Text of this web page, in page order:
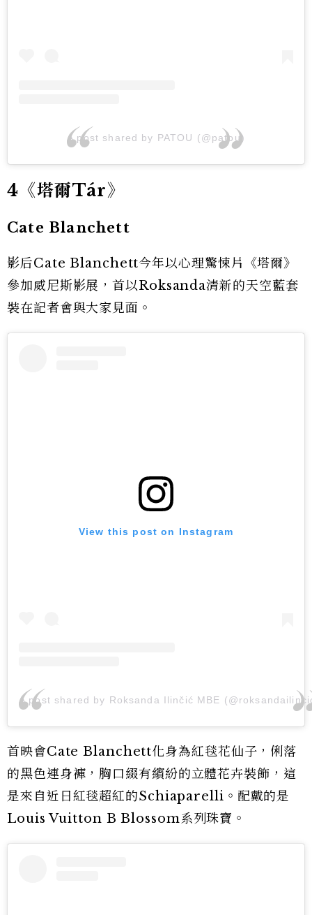
A post shared by PATOU (@patou)
4《塔爾Tár》
Cate Blanchett
影后Cate Blanchett今年以心理驚悚片《塔爾》
參加威尼斯影展，首以Roksanda清新的天空藍套
裝在記者會與大家見面。
View this post on Instagram
A post shared by Roksanda Ilinčić MBE
首映會Cate Blanchett化身為紅毯花仙子，俐落
的黑色連身褲，胸口綴有繽紛的立體花卉裝飾，這
是來自近日紅毯超紅的Schiaparelli。配戴的是
Louis Vuitton B Blossom系列珠寶。